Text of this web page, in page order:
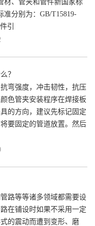
材、管夹和管件新国家标
准分别为：GB/T15819-
引
？
弯强度，冲击韧性，抗压
色管夹安装程序在焊接板
的方向，建议先标记固定
要固定的管道放置。然后
路等等诸多领域都需要设
在铺设时如果不采用一定
的震动而遭到变形、磨